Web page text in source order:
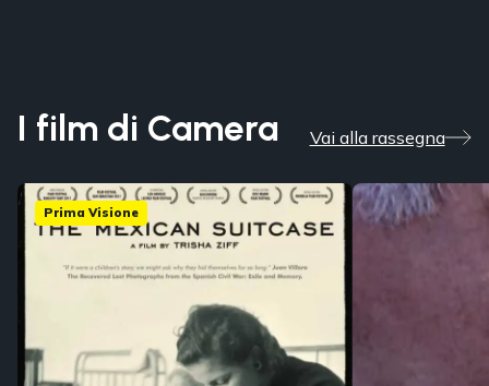
I film di Camera Vai alla rassegna
Prima Visione